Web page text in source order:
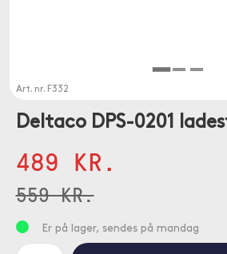
Art. nr. F332
Deltaco DPS-0201
489 KR.
559 KR.
Er på lager, sendes på mandag